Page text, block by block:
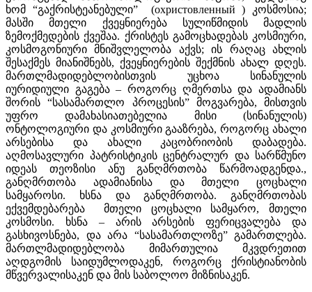
ხომ “გაქრისტეანებული” (охристовленный ) კოსმოსია;
მასში მთელი ქვეყნიერება სულიწმიდის მადლის
ზემოქმედების ქვეშაა. ქრისტეს გამოცხადებას კოსმიური,
კოსმოგონიური მნიშვლელობა აქვს; ის რაღაც ახლის
შესაქმეს მიანიშნებს, ქვეყნიერების შექმნის ახალ დღეს.
მართლმადიდებლობისთვის უცხოა სინანულის
იურიდიული გაგება – როგორც ღმერთსა და ადამიანს
შორის “სასამართლო პროცესის” მოგვარება, მისთვის
უფრო დამახასიათებელია მისი (სინანულის)
ონტოლოგიური და კოსმიური გააზრება, როგორც ახალი
არსებისა და ახალი კაცობრიობის დაბადება.
აღმოსავლური პატრისტიკის ცენტრალურ და სარწმუნო
იდეას თეოზისი ანუ განღმრთობა წარმოადგენდა.,
განღმრთობა ადამიანისა და მთელი ცოცხალი
სამყაროსი. ხსნა და განღმრთობა. განღმრთობას
ექვემდებარება მთელი ცოცხალი სამყარო, მთელი
კოსმოსი. ხსნა – არის არსების ფერიცვალება და
გასხივოსნება, და არა “სასამართლოზე” გამართლება.
მართლმადიდებლობა მიმართულია მკვდრეთით
აღდგომის საიდუმლოდაკენ, როგორც ქრისტიანობის
მწვერვალისაკენ და მის საბოლოო მიზნისაკენ.